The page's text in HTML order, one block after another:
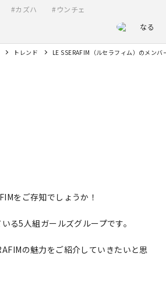
カズハ
ウンチェ
なる
トレンド LE SSERAFIM（ルセラフィム）のメン
をご存知でしょうか！
る5人組ガールズグループです。
の魅力をご紹介していきたいと思